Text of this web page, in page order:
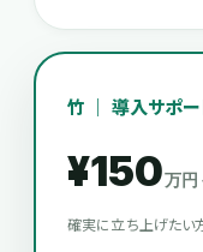
竹 ｜ 導入サポ
¥150万円
確実に立ち上げたい